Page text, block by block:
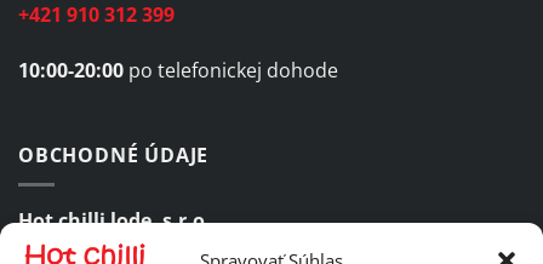
+421 910 312 399
10:00-20:00 po telefonickej dohode
OBCHODNÉ ÚDAJE
Hot chilli lode, s.r.o.